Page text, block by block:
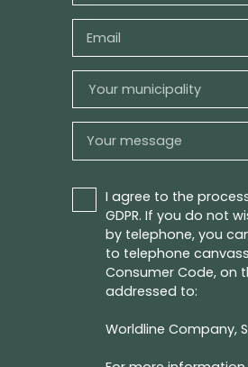
Email
Your municipality
Your message
I agree to the
GDPR. If you do not
by telephone, you
to telephone
Consumer Code, on
addressed to:
Worldline Company,